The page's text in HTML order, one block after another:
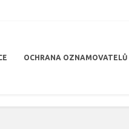
OCHRANA OZNAMOVATELŮ